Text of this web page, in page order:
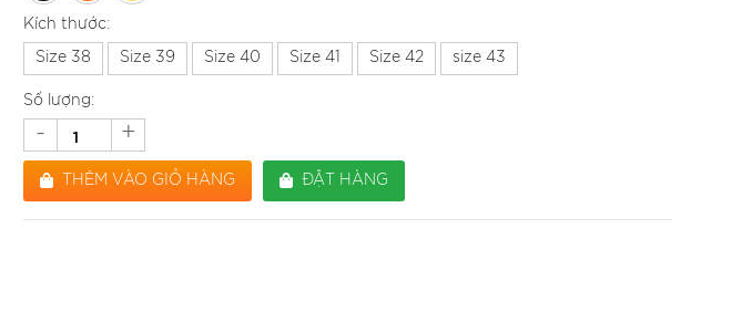
Kích thước:
Size 38 Size 39 Size 40 Size 41 Size 42 size 43
Số lượng:
- +
THÊM VÀO GIỎ HÀNG ĐẶT HÀNG